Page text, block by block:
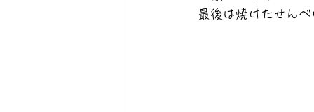
最後は焼けたせんべ